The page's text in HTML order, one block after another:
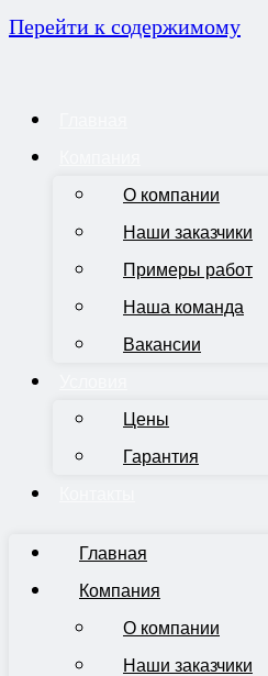
Перейти к содержимому
О компании
Наши заказчики
Примеры работ
Наша команда
Вакансии
Цены
Гарантия
Главная
Компания
О компании
Наши заказчики